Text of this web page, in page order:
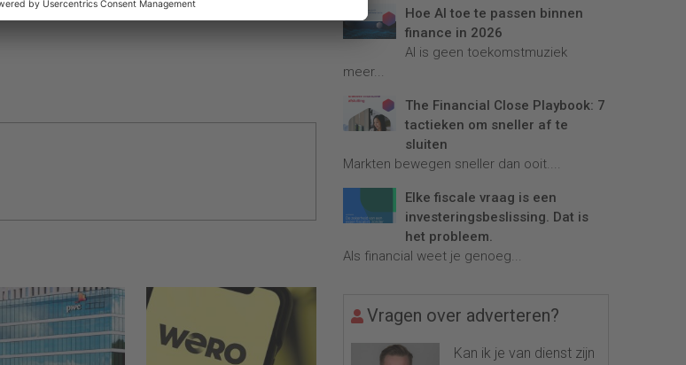
Hoe AI toe te passen binnen
finance in 2026
AI is geen toekomstmuziek
meer...
The Financial Close Playbook: 7
tactieken om sneller af te
sluiten
Markten bewegen sneller dan ooit....
Elke fiscale vraag is een
investeringsbeslissing. Dat is
het probleem.
Als financial weet je genoeg...
Vragen over adverteren?
Kan ik je van dienst zijn